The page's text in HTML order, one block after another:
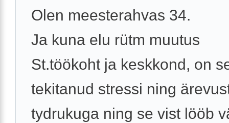
Olen meesterahvas 34.
Ja kuna elu rütm muutus
St.töökoht ja keskkond, on
tekitanud stressi ning
tydrukuga ning se vist lööb